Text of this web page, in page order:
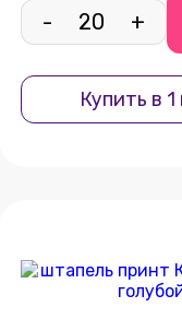
- +
Купить в 1